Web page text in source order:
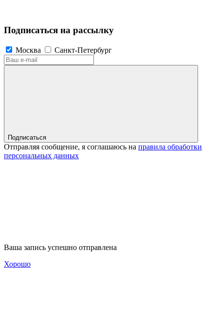
Подписаться на рассылку
Москва Санкт-Петербург
Подписаться
Отправляя сообщение, я соглашаюсь на правила обработки
персональных данных
Ваша запись успешно отправлена
Хорошо